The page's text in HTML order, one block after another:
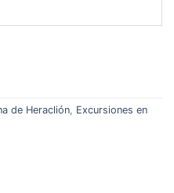
de Heraclión, Excursiones en